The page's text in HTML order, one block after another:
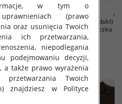
Bluzki damskie (Francja produkt)
Roz S/M-M/L, Mix Kolor Paczka
10 szt
39.00 zł
szczegóły
w tym o
uprawnieniach (prawo
oraz usunięcia Twoich
ich przetwarzania,
niepodlegania
podejmowaniu decyzji,
także prawo wyrażenia
przetwarzania Twoich
znajdziesz w Polityce